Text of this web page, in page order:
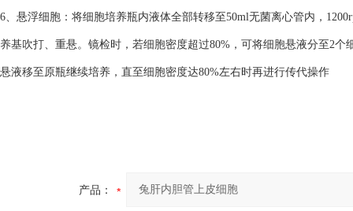
6、悬浮细胞：将细胞培养瓶内液体全部转移至50ml无菌离心管内，
养基吹打、重悬。镜检时，若细胞密度超过80%，可将细胞悬液分至2
悬液移至原瓶继续培养，直至细胞密度达80%左右时再进行传代操作
产品：